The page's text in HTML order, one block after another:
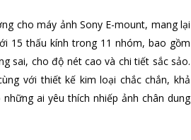
cho máy ảnh Sony E-mount, mang lại
15 thấu kính trong 11 nhóm, bao gồm
sai, cho độ nét cao và chi tiết sắc sảo.
với thiết kế kim loại chắc chắn, khả
ai yêu thích nhiếp ảnh chân dung